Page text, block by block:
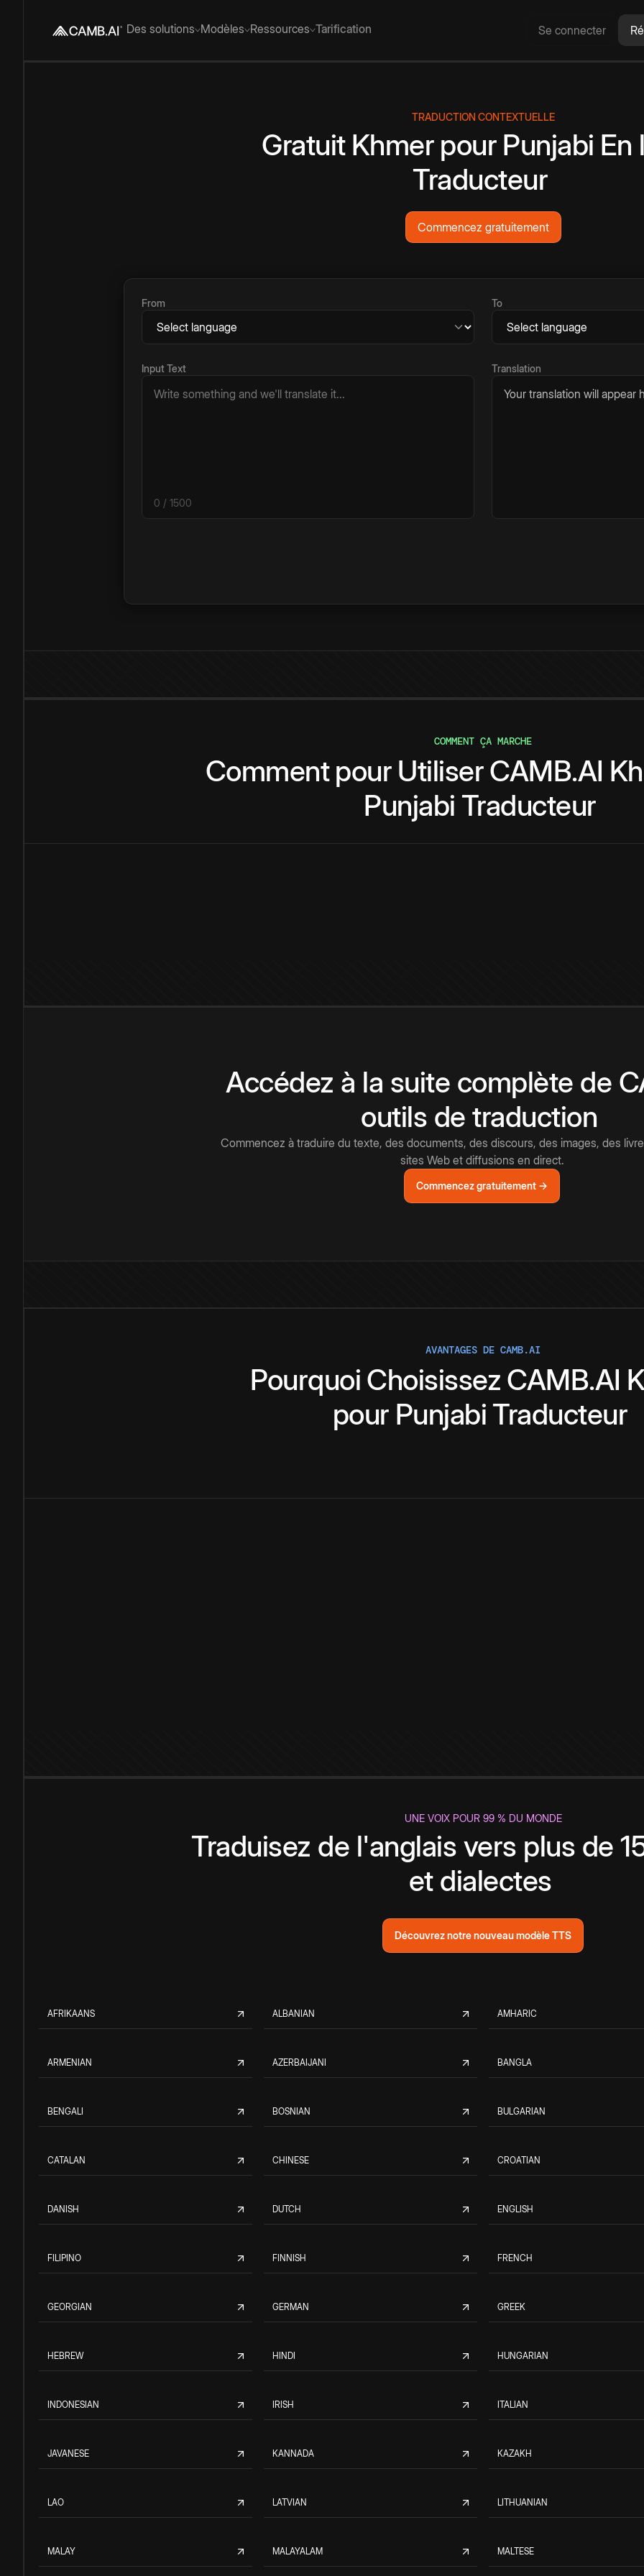
Des solutions Modèles Ressources Tarification Se connecter
TRADUCTION CONTEXTUELLE
Gratuit Khmer pour Punjabi En
Traducteur
Commencez gratuitement
From To
Input Text
0 / 1500
Translation
Your translation will appear
COMMENT ÇA MARCHE
Commentpour UtiliserCAMB.AI
Punjabi Traducteur
Accédez à la suite complète de
outils de traduction
Commencez à traduire du texte, des documents, des discours, des images, des
sites Web et diffusions en direct.
Commencez gratuitement →
AVANTAGES DE CAMB.AI
Pourquoi Choisissez CAMB.AI
pour Punjabi Traducteur
UNE VOIX POUR 99 % DU MONDE
Traduisez de l'anglais vers plus de
et dialectes
Découvrez notre nouveau modèle TTS
AFRIKAANS ALBANIAN AMHARIC
ARMENIAN AZERBAIJANI BANGLA
BENGALI BOSNIAN BULGARIAN
CATALAN CHINESE CROATIAN
DANISH DUTCH ENGLISH
FILIPINO FINNISH FRENCH
GEORGIAN GERMAN GREEK
HEBREW HINDI HUNGARIAN
INDONESIAN IRISH ITALIAN
JAVANESE KANNADA KAZAKH
LAO LATVIAN LITHUANIAN
MALAY MALAYALAM MALTESE